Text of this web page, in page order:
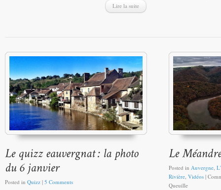
Lire la suite
Posted in Quizz | 5 Comments
Posted in Auvergne,
Rivière, Vidéos |
Queuille